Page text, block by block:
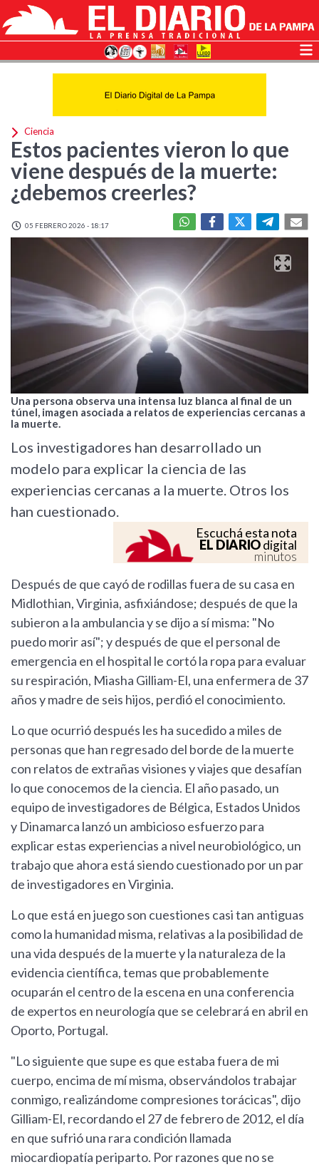
Ciencia
Estos pacientes vieron lo que
viene después de la muerte:
¿debemos creerles?
05 FEBRERO 2026 - 18:17
Una persona observa una intensa luz blanca al final de un
túnel, imagen asociada a relatos de experiencias cercanas a
la muerte.
Los investigadores han desarrollado un
modelo para explicar la ciencia de las
experiencias cercanas a la muerte. Otros los
han cuestionado.
Escuchá esta nota
EL DIARIOdigital
minutos
Después de que cayó de rodillas fuera de su casa en
Midlothian, Virginia, asfixiándose; después de que la
subieron a la ambulancia y se dijo a sí misma: "No
puedo morir así"; y después de que el personal de
emergencia en el hospital le cortó la ropa para evaluar
su respiración, Miasha Gilliam-El, una enfermera de 37
años y madre de seis hijos, perdió el conocimiento.
Lo que ocurrió después les ha sucedido a miles de
personas que han regresado del borde de la muerte
con relatos de extrañas visiones y viajes que desafían
lo que conocemos de la ciencia. El año pasado, un
equipo de investigadores de Bélgica, Estados Unidos
y Dinamarca lanzó un ambicioso esfuerzo para
explicar estas experiencias a nivel neurobiológico, un
trabajo que ahora está siendo cuestionado por un par
de investigadores en Virginia.
Lo que está en juego son cuestiones casi tan antiguas
como la humanidad misma, relativas a la posibilidad de
una vida después de la muerte y la naturaleza de la
evidencia científica, temas que probablemente
ocuparán el centro de la escena en una conferencia
de expertos en neurología que se celebrará en abril en
Oporto, Portugal.
"Lo siguiente que supe es que estaba fuera de mi
cuerpo, encima de mí misma, observándolos trabajar
conmigo, realizándome compresiones torácicas", dijo
Gilliam-El, recordando el 27 de febrero de 2012, el día
en que sufrió una rara condición llamada
miocardiopatía periparto. Por razones que no se